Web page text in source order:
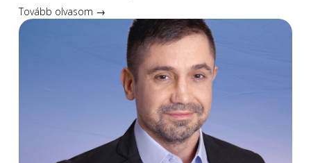
Tovább olvasom →